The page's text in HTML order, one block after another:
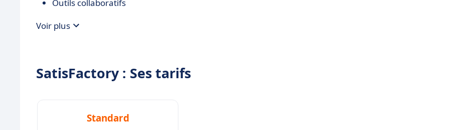
Outils collaboratifs
Voir plus
SatisFactory : Ses tarifs
Standard